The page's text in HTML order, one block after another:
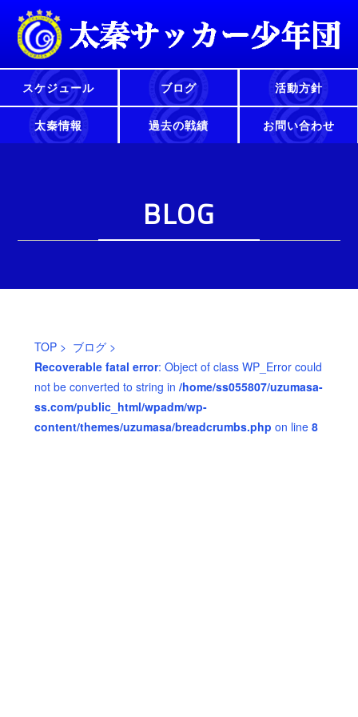
スケジュール ブログ 活動方針
太秦情報 過去の戦績 お問い合わせ
BLOG
TOP> ブログ>
Recoverable fatal error: Object of class WP_Error could
not be converted to string in /home/ss055807/uzumasa-
ss.com/public_html/wpadm/wp-
content/themes/uzumasa/breadcrumbs.php on line 8